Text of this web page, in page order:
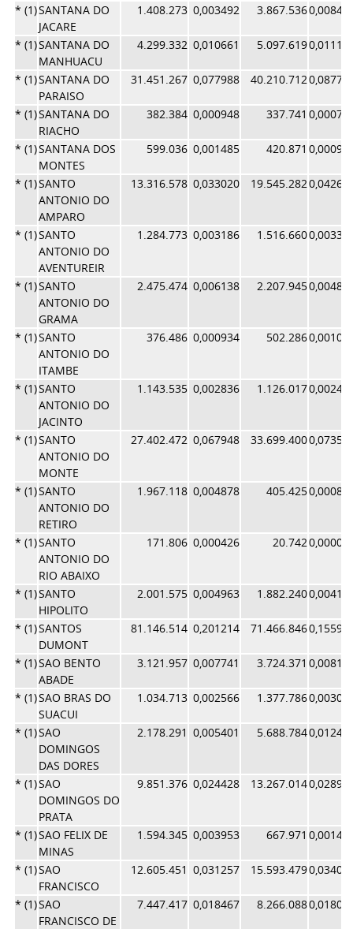
* (1)SANTANA DO
JACARE
1.408.273 0,003492 3.867.536
* (1)SANTANA DO
MANHUACU
4.299.332 0,010661 5.097.619
* (1)SANTANA DO
PARAISO
31.451.267 0,077988 40.210.712
* (1)SANTANA DO
RIACHO
382.384 0,000948 337.741
* (1)SANTANA DOS
MONTES
599.036 0,001485 420.871
* (1)SANTO
ANTONIO DO
AMPARO
13.316.578 0,033020 19.545.282
* (1)SANTO
ANTONIO DO
AVENTUREIR
1.284.773 0,003186 1.516.660
* (1)SANTO
ANTONIO DO
GRAMA
2.475.474 0,006138 2.207.945
* (1)SANTO
ANTONIO DO
ITAMBE
376.486 0,000934 502.286
* (1)SANTO
ANTONIO DO
JACINTO
1.143.535 0,002836 1.126.017
* (1)SANTO
ANTONIO DO
MONTE
27.402.472 0,067948 33.699.400
* (1)SANTO
ANTONIO DO
RETIRO
1.967.118 0,004878 405.425
* (1)SANTO
ANTONIO DO
RIO ABAIXO
171.806 0,000426 20.742
* (1)SANTO
HIPOLITO
2.001.575 0,004963 1.882.240
* (1)SANTOS
DUMONT
81.146.514 0,201214 71.466.846
* (1)SAO BENTO
ABADE
3.121.957 0,007741 3.724.371
* (1)SAO BRAS DO
SUACUI
1.034.713 0,002566 1.377.786
* (1)SAO
DOMINGOS
DAS DORES
2.178.291 0,005401 5.688.784
* (1)SAO
DOMINGOS DO
PRATA
9.851.376 0,024428 13.267.014
* (1)SAO FELIX DE
MINAS
1.594.345 0,003953 667.971
* (1)SAO
FRANCISCO
12.605.451 0,031257 15.593.479
* (1)SAO
FRANCISCO DE
7.447.417 0,018467 8.266.088